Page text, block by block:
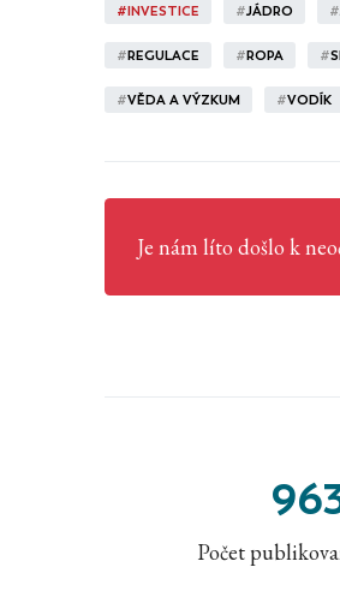
#INVESTICE #JÁDRO #
#REGULACE #ROPA #
#VĚDA A VÝZKUM #VODÍK
Je nám líto došlo k
Počet